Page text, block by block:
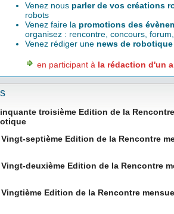
Venez nous parler de vos créations
robots
Venez faire la promotions des
organisez : rencontre, concours,
Venez rédiger une news de robotique
en participant à la rédaction d'un
troisième Edition de la
septième Edition de la Rencontre
deuxième Edition de la Rencontre
Edition de la Rencontre